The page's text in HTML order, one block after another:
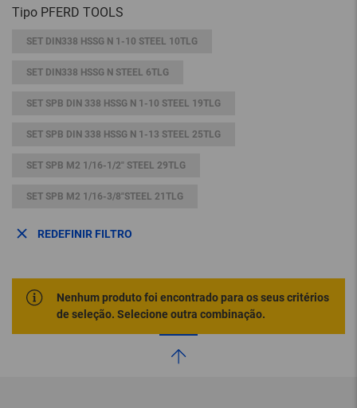
Tipo PFERD TOOLS
SET DIN338 HSSG N 1-10 STEEL 10TLG
SET DIN338 HSSG N STEEL 6TLG
SET SPB DIN 338 HSSG N 1-10 STEEL 19TLG
SET SPB DIN 338 HSSG N 1-13 STEEL 25TLG
SET SPB M2 1/16-1/2" STEEL 29TLG
SET SPB M2 1/16-3/8"STEEL 21TLG
REDEFINIR FILTRO
Nenhum produto foi encontrado para os seus critérios
de seleção. Selecione outra combinação.